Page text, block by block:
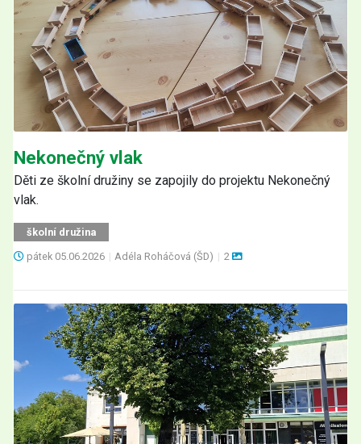
Nekonečný vlak
Děti ze školní družiny se zapojily do projektu Nekonečný
vlak.
školní družina
pátek 05.06.2026 | Adéla Roháčová (ŠD) | 2